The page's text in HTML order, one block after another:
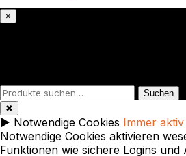
×
Suchen
nach:
Suchen
✖
► Notwendige Cookies Immer aktiv
Notwendige Cookies aktivieren
Funktionen wie sichere Logins und